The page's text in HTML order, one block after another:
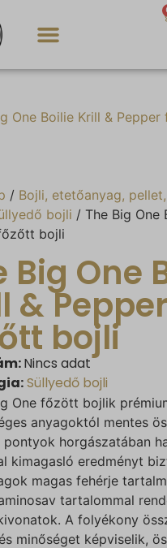
Ft
/ Bojli, etetőanyag,
bojli / The Big One
bojli
Big One
& Pepper
bojli
Nincs adat
Süllyedő bojli
One főzött bojlik
anyagoktól mentes
pontyok horgászatában
kimagasló eredményt
magas fehérje
tartalommal
A folyékony
minőséget képviselik,